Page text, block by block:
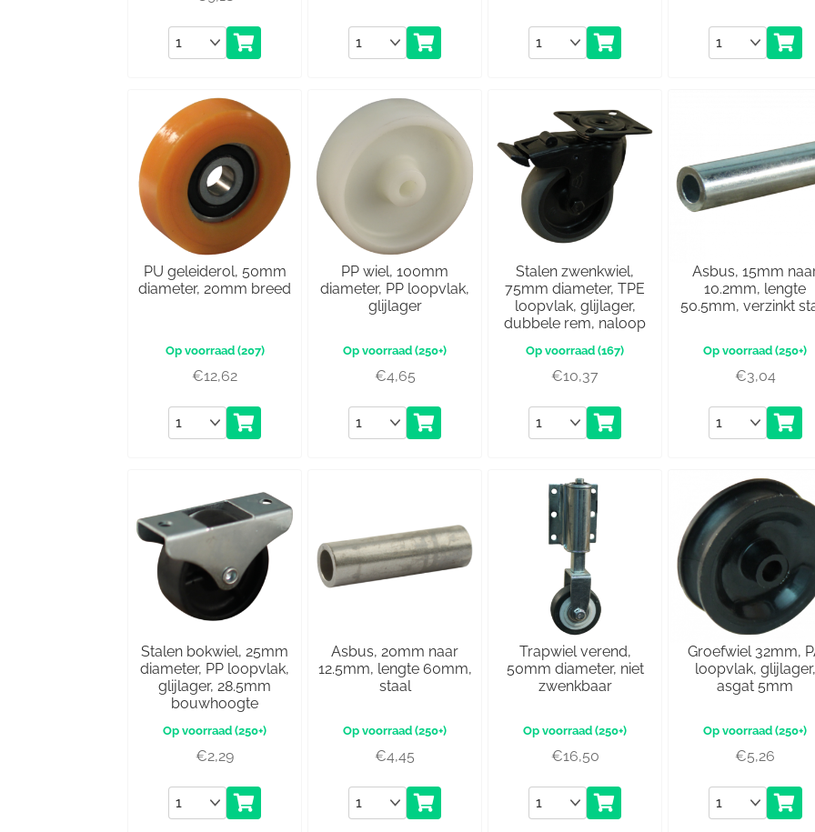
Aantal Aantal Aantal Aantal
PU geleiderol, 50mm
diameter, 20mm breed
(207)
€12,62
Aantal
PP wiel, 100mm
diameter, PP loopvlak,
glijlager
(250+)
€4,65
Aantal
Stalen zwenkwiel,
75mm diameter, TPE
loopvlak, glijlager,
dubbele rem, naloop
(167)
€10,37
Aantal
Asbus, 15mm
10.2mm, lengte
50.5mm, verzinkt
(250+)
€3,04
Aantal
Stalen bokwiel, 25mm
diameter, PP loopvlak,
glijlager, 28.5mm
bouwhoogte
(250+)
€2,29
Aantal
Asbus, 20mm naar
12.5mm, lengte 60mm,
staal
(250+)
€4,45
Aantal
Trapwiel verend,
50mm diameter, niet
zwenkbaar
(250+)
€16,50
Aantal
Groefwiel 32mm,
loopvlak, glijlager,
asgat 5mm
(250+)
€5,26
Aantal